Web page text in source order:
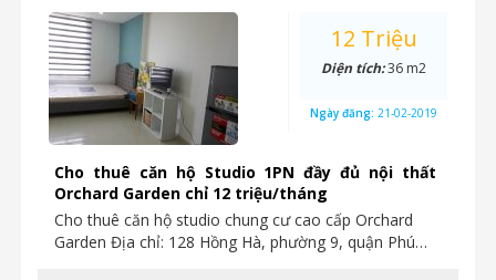
Cho thuê căn hộ Studio 1PN đầy đủ nội thất
Orchard Garden chỉ 12 triệu/tháng
Cho thuê căn hộ studio chung cư cao cấp Orchard
Garden Địa chỉ: 128 Hồng Hà, phường 9, quận Phú…
12 Triệu
Diện tích:36 m2
Ngày đăng: 21-02-2019